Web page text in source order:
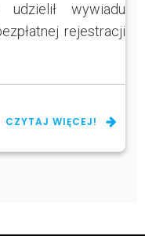
udzielił wywiadu
rejestracji
CZYTAJ WIĘCEJ!